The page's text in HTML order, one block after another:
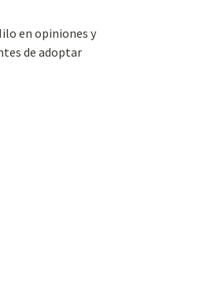
en opiniones y
de adoptar